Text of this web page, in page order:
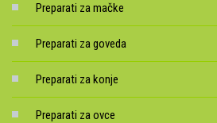
Preparati za mačke
Preparati za goveda
Preparati za konje
Preparati za ovce